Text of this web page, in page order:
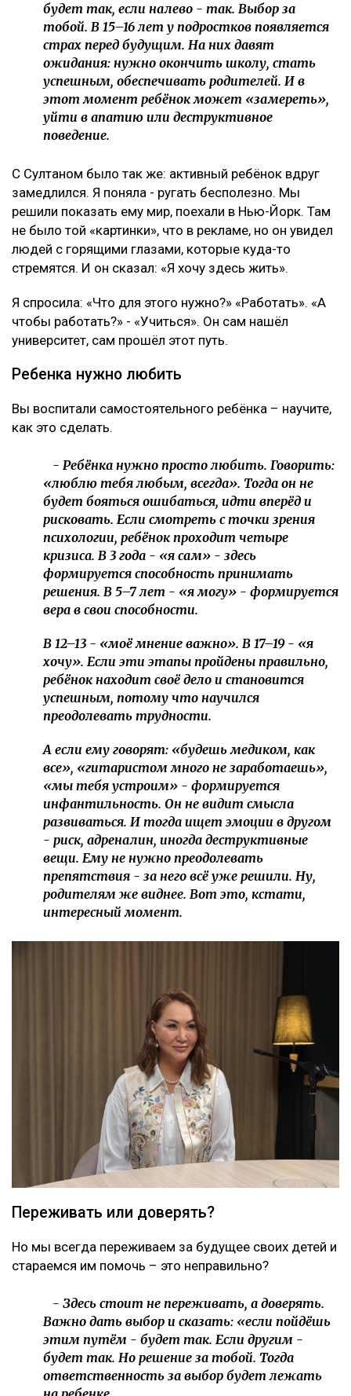
будет так, если налево - так. Выбор за
тобой. В 15–16 лет у подростков появляется
страх перед будущим. На них давят
ожидания: нужно окончить школу, стать
успешным, обеспечивать родителей. И в
этот момент ребёнок может «замереть»,
уйти в апатию или деструктивное
поведение.
С Султаном было так же: активный ребёнок вдруг
замедлился. Я поняла - ругать бесполезно. Мы
решили показать ему мир, поехали в Нью-Йорк. Там
не было той «картинки», что в рекламе, но он увидел
людей с горящими глазами, которые куда-то
стремятся. И он сказал: «Я хочу здесь жить».
Я спросила: «Что для этого нужно?» «Работать». «А
чтобы работать?» - «Учиться». Он сам нашёл
университет, сам прошёл этот путь.
Ребенка нужно любить
Вы воспитали самостоятельного ребёнка – научите,
как это сделать.
- Ребёнка нужно просто любить. Говорить:
«люблю тебя любым, всегда». Тогда он не
будет бояться ошибаться, идти вперёд и
рисковать. Если смотреть с точки зрения
психологии, ребёнок проходит четыре
кризиса. В 3 года - «я сам» - здесь
формируется способность принимать
решения. В 5–7 лет - «я могу» - формируется
вера в свои способности.
В 12–13 - «моё мнение важно». В 17–19 - «я
хочу». Если эти этапы пройдены правильно,
ребёнок находит своё дело и становится
успешным, потому что научился
преодолевать трудности.
А если ему говорят: «будешь медиком, как
все», «гитаристом много не заработаешь»,
«мы тебя устроим» - формируется
инфантильность. Он не видит смысла
развиваться. И тогда ищет эмоции в другом
- риск, адреналин, иногда деструктивные
вещи. Ему не нужно преодолевать
препятствия - за него всё уже решили. Ну,
родителям же виднее. Вот это, кстати,
интересный момент.
Переживать или доверять?
Но мы всегда переживаем за будущее своих детей и
стараемся им помочь – это неправильно?
- Здесь стоит не переживать, а доверять.
Важно дать выбор и сказать: «если пойдёшь
этим путём - будет так. Если другим -
будет так. Но решение за тобой. Тогда
ответственность за выбор будет лежать